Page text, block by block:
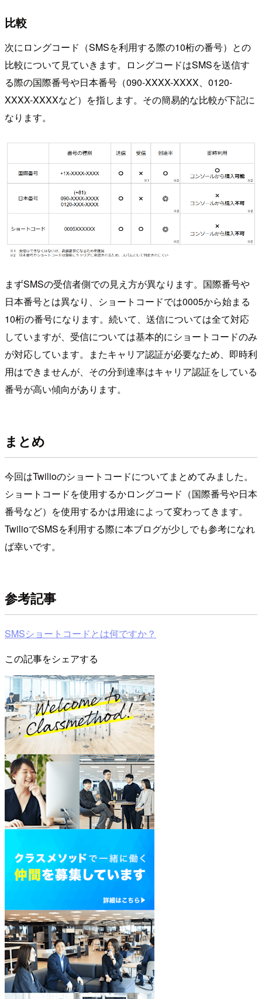
比較
次にロングコード（SMSを利用する際の10桁の番号）との
比較について見ていきます。ロングコードはSMSを送信す
る際の国際番号や日本番号（090-XXXX-XXXX、0120-
XXXX-XXXXなど）を指します。その簡易的な比較が下記に
なります。
まずSMSの受信者側での見え方が異なります。国際番号や
日本番号とは異なり、ショートコードでは0005から始まる
10桁の番号になります。続いて、送信については全て対応
していますが、受信については基本的にショートコードのみ
が対応しています。またキャリア認証が必要なため、即時利
用はできませんが、その分到達率はキャリア認証をしている
番号が高い傾向があります。
まとめ
今回はTwilioのショートコードについてまとめてみました。
ショートコードを使用するかロングコード（国際番号や日本
番号など）を使用するかは用途によって変わってきます。
TwilioでSMSを利用する際に本ブログが少しでも参考になれ
ば幸いです。
参考記事
SMSショートコードとは何ですか？
この記事をシェアする